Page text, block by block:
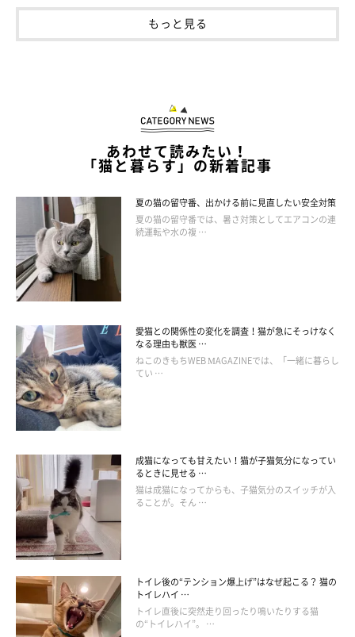
もっと見る
あわせて読みたい！
「猫と暮らす」の新着記事
夏の猫の留守番、出かける前に見直したい安全対策
夏の猫の留守番では、暑さ対策としてエアコンの連
続運転や水の複 …
愛猫との関係性の変化を調査！猫が急にそっけなく
なる理由も獣医 …
ねこのきもちWEB MAGAZINEでは、「一緒に暮らし
てい …
成猫になっても甘えたい！猫が子猫気分になってい
るときに見せる …
猫は成猫になってからも、子猫気分のスイッチが入
ることが。そん …
トイレ後の“テンション爆上げ”はなぜ起こる？ 猫の
トイレハイ …
トイレ直後に突然走り回ったり鳴いたりする猫
の“トイレハイ”。 …